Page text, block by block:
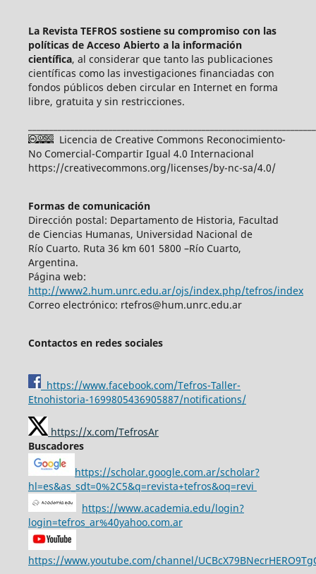
La Revista TEFROS sostiene su compromiso con las
políticas de Acceso Abierto a la información
científica, al considerar que tanto las publicaciones
científicas como las investigaciones financiadas con
fondos públicos deben circular en Internet en forma
libre, gratuita y sin restricciones.
Licencia de Creative Commons Reconocimiento-
No Comercial-Compartir Igual 4.0 Internacional
https://creativecommons.org/licenses/by-nc-sa/4.0/
Formas de comunicación
Dirección postal: Departamento de Historia, Facultad
de Ciencias Humanas, Universidad Nacional de
Río Cuarto. Ruta 36 km 601 5800 –Río Cuarto,
Argentina.
Página web:
http://www2.hum.unrc.edu.ar/ojs/index.php/tefros/index
Correo electrónico: rtefros@hum.unrc.edu.ar
Contactos en redes sociales
https://www.facebook.com/Tefros-Taller-
Etnohistoria-1699805436905887/notifications/
https://x.com/TefrosAr
Buscadores
https://scholar.google.com.ar/scholar?
hl=es&as_sdt=0%2C5&q=revista+tefros&oq=revi
https://www.academia.edu/login?
login=tefros_ar%40yahoo.com.ar
https://www.youtube.com/channel/